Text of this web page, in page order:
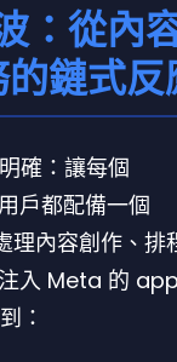
：從內
鏈式反
確：讓每個
戶都配備一個
內容創作、排
入 Meta 的
：